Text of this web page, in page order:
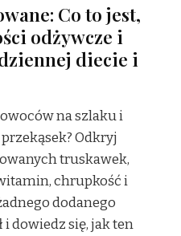
Co to jest,
odżywcze i
diecie i
na szlaku i
Odkryj
truskawek,
chrupkość i
dodanego
dowiedz się, jak ten